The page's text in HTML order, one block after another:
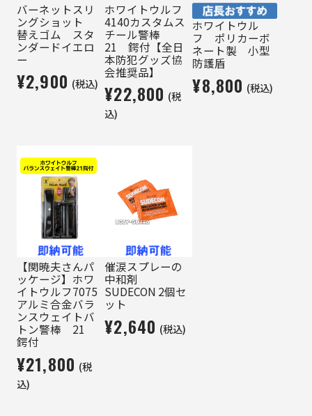
バーネットスリ
ングショット
替えゴム スタ
ンダードイエロ
ー
¥2,900 (税込)
ホワイトウルフ
4140カスタムス
チール警棒
21 鍔付【全日
本防犯グッズ協
会推奨品】
¥22,800 (税
込)
ホワイトウル
フ ポリカーボ
ネート製 小型
防護盾
¥8,800 (税込)
【関暁夫さんパ
ッケージ】ホワ
イトウルフ7075
アルミ合金バラ
ンスウェイトバ
トン警棒 21
鍔付
¥21,800 (税
込)
催涙スプレーの
中和剤
SUDECON 2個セ
ット
¥2,640 (税込)